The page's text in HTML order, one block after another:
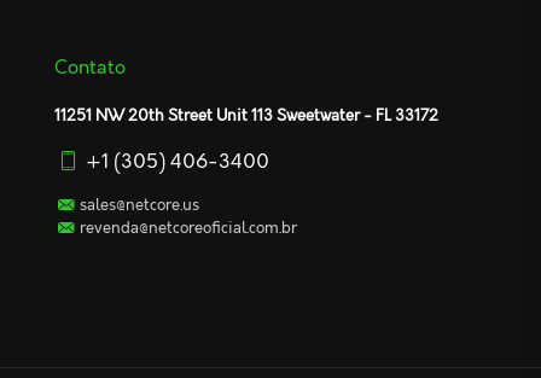
Contato
11251 NW 20th Street Unit 113 Sweetwater - FL 33172
+1 (305) 406-3400
sales@netcore.us
revenda@netcoreoficial.com.br